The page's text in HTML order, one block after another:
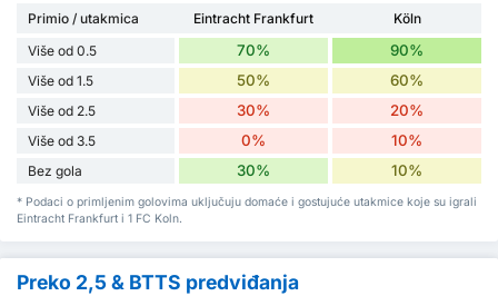
Primio / utakmica Eintracht Frankfurt
Köln
Više od 0.5
70% 90%
Više od 1.5 50% 60%
Više od 2.5 30% 20%
Više od 3.5 0% 10%
Bez gola 30% 10%
* Podaci o primljenim golovima uključuju domaće i gostujuće utakmice koje su igrali
Eintracht Frankfurt i 1 FC Koln.
Preko 2,5 & BTTS predviđanja